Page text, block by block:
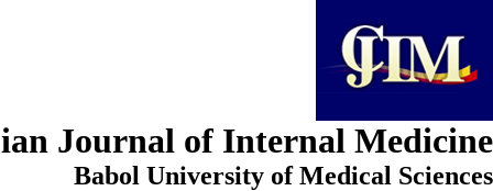
Journal of Internal Medicine
Babol University of Medical Sciences